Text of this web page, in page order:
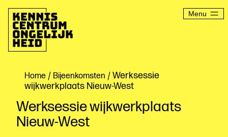
naar
inhoud
Menu
Home / Bijeenkomsten / Werksessie
wijkwerkplaats Nieuw-West
Werksessie wijkwerkplaats
Nieuw-West